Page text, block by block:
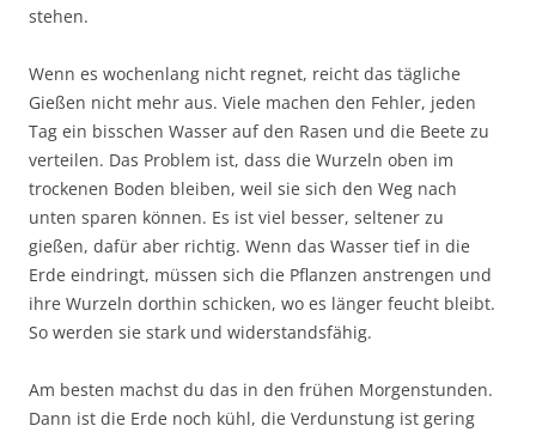
stehen.
Wenn es wochenlang nicht regnet, reicht das tägliche
Gießen nicht mehr aus. Viele machen den Fehler, jeden
Tag ein bisschen Wasser auf den Rasen und die Beete zu
verteilen. Das Problem ist, dass die Wurzeln oben im
trockenen Boden bleiben, weil sie sich den Weg nach
unten sparen können. Es ist viel besser, seltener zu
gießen, dafür aber richtig. Wenn das Wasser tief in die
Erde eindringt, müssen sich die Pflanzen anstrengen und
ihre Wurzeln dorthin schicken, wo es länger feucht bleibt.
So werden sie stark und widerstandsfähig.
Am besten machst du das in den frühen Morgenstunden.
Dann ist die Erde noch kühl, die Verdunstung ist gering